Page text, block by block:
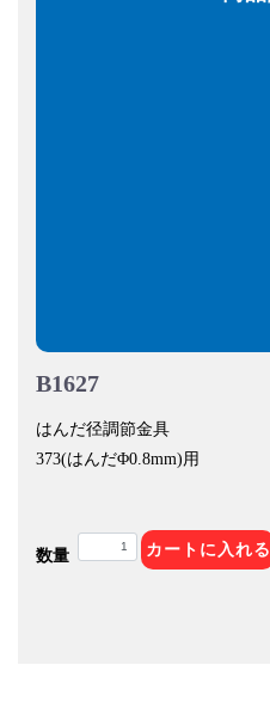
B1627
はんだ径調節金具
373(はんだΦ0.8mm)用
数量 カートに入れる